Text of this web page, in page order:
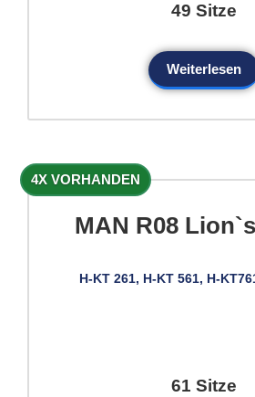
49 Sitze
Weiterlesen
4X VORHANDEN
MAN R08
H-KT 261, H-KT 561, H-
61 Sitze